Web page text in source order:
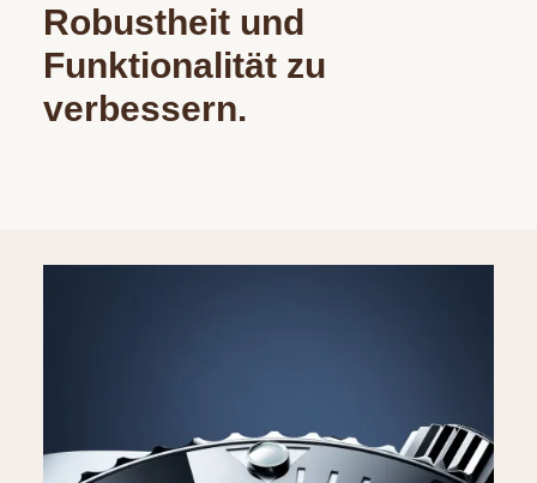
Robustheit und
Funktionalität zu
verbessern.